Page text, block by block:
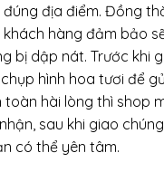
địa điểm. Đồng
hàng đảm bảo
bị dập nát. Trước khi
hình hoa tươi để
toàn hài lòng thì shop
sau khi giao
có thể yên tâm.